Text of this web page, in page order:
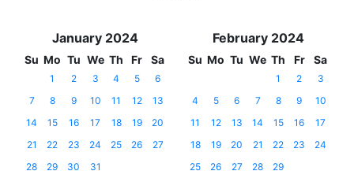
January 2024
Su Mo Tu We Th Fr Sa
1 2 3 4 5
6
7
8 9 10 11 12
13
14
15 16 17 18 19
20
21
22 23 24 25 26
27
28
29 30 31
February 2024
Su Mo Tu We Th Fr Sa
1 2
3
4
5 6 7 8 9
10
11
12 13 14 15 16
17
18
19 20 21 22 23
24
25
26 27 28 29